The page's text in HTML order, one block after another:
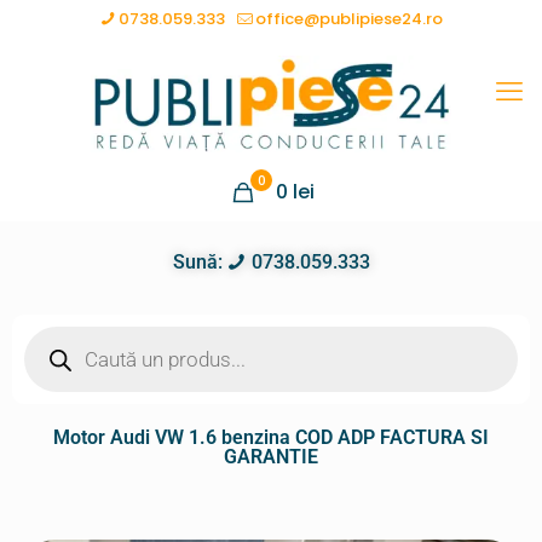
0738.059.333 office@publipiese24.ro
0 0 lei
Sună: 0738.059.333
Motor Audi VW 1.6 benzina COD ADP FACTURA SI
GARANTIE